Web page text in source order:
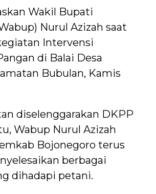
Wakil Bupati
Nurul Azizah saat
Intervensi
di Balai Desa
Bubulan, Kamis
diselenggarakan DKPP
Wabup Nurul Azizah
Bojonegoro terus
berbagai
dihadapi petani.